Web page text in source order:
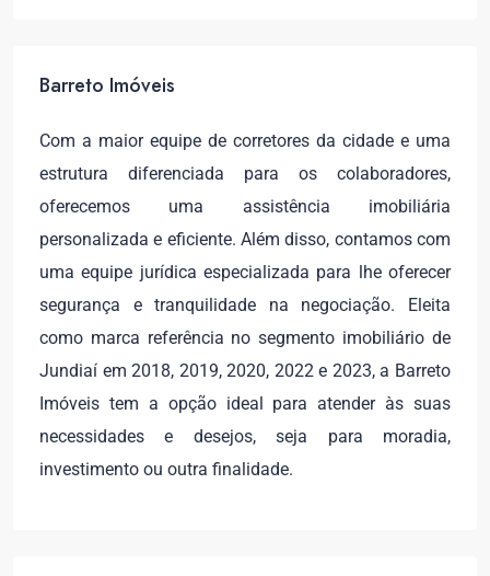
Barreto Imóveis
Com a maior equipe de corretores da cidade e uma
estrutura diferenciada para os colaboradores,
oferecemos uma assistência imobiliária
personalizada e eficiente. Além disso, contamos com
uma equipe jurídica especializada para lhe oferecer
segurança e tranquilidade na negociação. Eleita
como marca referência no segmento imobiliário de
Jundiaí em 2018, 2019, 2020, 2022 e 2023, a Barreto
Imóveis tem a opção ideal para atender às suas
necessidades e desejos, seja para moradia,
investimento ou outra finalidade.